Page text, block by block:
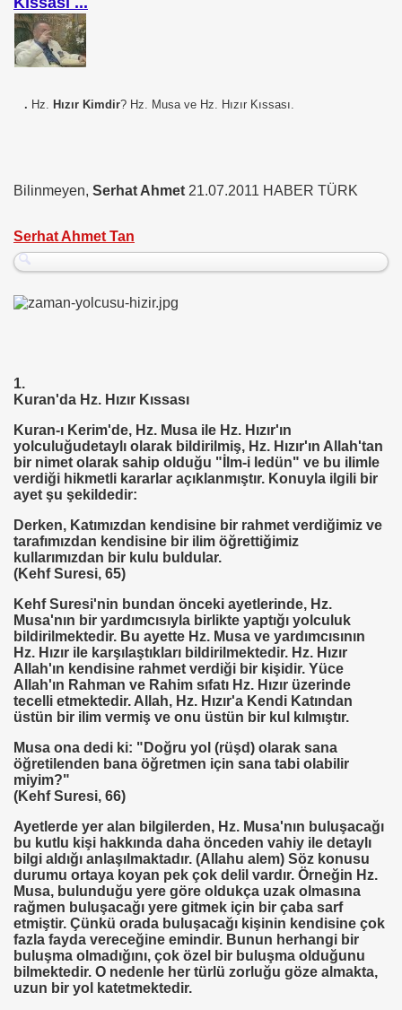
. Hz. Hızır Kimdir? Hz. Musa ve Hz. Hızır Kıssası.
Bilinmeyen, Serhat Ahmet 21.07.2011 HABER TÜRK
Serhat Ahmet Tan
1.
Kuran'da Hz. Hızır Kıssası
Kuran-ı Kerim'de, Hz. Musa ile Hz. Hızır'ın
yolculuğudetaylı olarak bildirilmiş, Hz. Hızır'ın Allah'tan
bir nimet olarak sahip olduğu "İlm-i ledün" ve bu ilimle
verdiği hikmetli kararlar açıklanmıştır. Konuyla ilgili bir
ayet şu şekildedir:
Derken, Katımızdan kendisine bir rahmet verdiğimiz ve
tarafımızdan kendisine bir ilim öğrettiğimiz
kullarımızdan bir kulu buldular.
(Kehf Suresi, 65)
Kehf Suresi'nin bundan önceki ayetlerinde, Hz.
Musa'nın bir yardımcısıyla birlikte yaptığı yolculuk
bildirilmektedir. Bu ayette Hz. Musa ve yardımcısının
Hz. Hızır ile karşılaştıkları bildirilmektedir. Hz. Hızır
Allah'ın kendisine rahmet verdiği bir kişidir. Yüce
Allah'ın Rahman ve Rahim sıfatı Hz. Hızır üzerinde
tecelli etmektedir. Allah, Hz. Hızır'a Kendi Katından
üstün bir ilim vermiş ve onu üstün bir kul kılmıştır.
Musa ona dedi ki: "Doğru yol (rüşd) olarak sana
öğretilenden bana öğretmen için sana tabi olabilir
miyim?"
(Kehf Suresi, 66)
Ayetlerde yer alan bilgilerden, Hz. Musa'nın buluşacağı
bu kutlu kişi hakkında daha önceden vahiy ile detaylı
bilgi aldığı anlaşılmaktadır. (Allahu alem) Söz konusu
durumu ortaya koyan pek çok delil vardır. Örneğin Hz.
Musa, bulunduğu yere göre oldukça uzak olmasına
rağmen buluşacağı yere gitmek için bir çaba sarf
etmiştir. Çünkü orada buluşacağı kişinin kendisine çok
fazla fayda vereceğine emindir. Bunun herhangi bir
buluşma olmadığını, çok özel bir buluşma olduğunu
bilmektedir. O nedenle her türlü zorluğu göze almakta,
uzun bir yol katetmektedir.
ENERJİ VERİMLİLİĞİ DER. BŞK
REZERV SİSTEMİ-Prof.M.GÜNDOĞAN.
Birliği
krizi bekliyor!
.Dr.Hamdi KALYONCU